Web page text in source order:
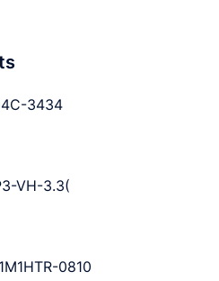
3434
VH-3.3(
0810